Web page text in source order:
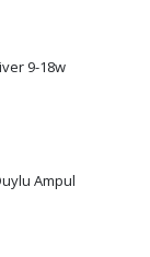
9-18w
Ampul